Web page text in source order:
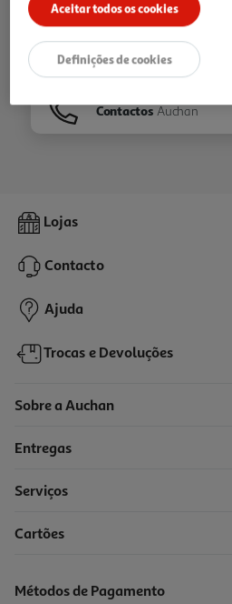
Folhetos
Contactos Auchan
Lojas
Contacto
Ajuda
Trocas e Devoluções
Sobre a Auchan
Entregas
Serviços
Cartões
Métodos de Pagamento
Aceitar todos os cookies
Definições de cookies